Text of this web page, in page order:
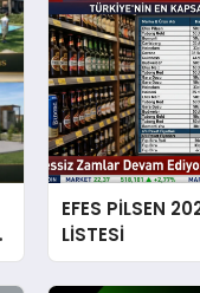
EFES PİLSEN
LİSTESİ